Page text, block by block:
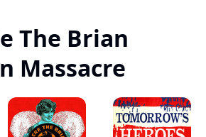
The Brian
Massacre